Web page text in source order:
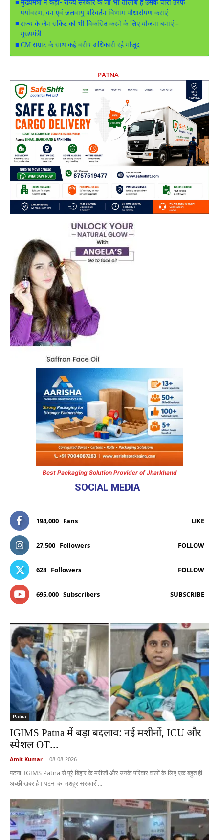
मुख्यमंत्री ने कहा- राज्य सरकार के जो भी तालाब हैं उसके चारों तरफ
पर्यावरण, वन एवं जलवायु परिवर्तन विभाग पौधारोपण कराएं
राज्य के जैन सर्किट को भी विकसित करने के लिए योजना बनाएं –
मुख्यमंत्री
CM सम्राट के साथ कई वरीय अधिकारी रहे मौजूद
PATNA
Best Packaging Solution Provider of Jharkhand
SOCIAL MEDIA
194,000 Fans LIKE
27,500 Followers FOLLOW
628 Followers FOLLOW
695,000 Subscribers SUBSCRIBE
Patna
IGIMS Patna में बड़ा बदलाव: नई मशीनों, ICU और
स्पेशल OT...
Amit Kumar - 08-08-2026
पटना: IGIMS Patna से पूरे बिहार के मरीजों और उनके परिवार वालों के लिए एक बहुत ही
अच्छी खबर है। पटना का मशहूर सरकारी...